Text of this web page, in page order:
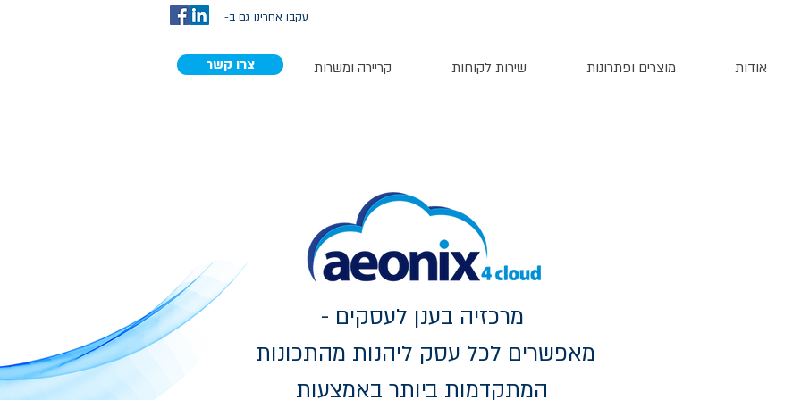
עקבו אחרינו גם ב-
צרו קשר קריירה ומשרות שירות לקוחות מוצרים ופתרונות אודות
מרכזיה בענן לעסקים -
מאפשרים לכל עסק ליהנות מהתכונות
המתקדמות ביותר באמצעות